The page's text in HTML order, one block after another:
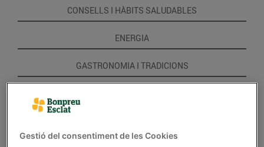
CONSELLS I HÀBITS SALUDABLES
ENERGIA
GASTRONOMIA I TRADICIONS
Gestió del consentiment de les Cookies